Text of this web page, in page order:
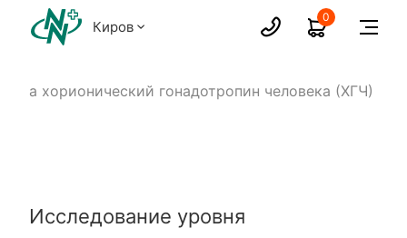
Киров
0
на хорионический гонадотропин человека (ХГЧ)
Исследование уровня